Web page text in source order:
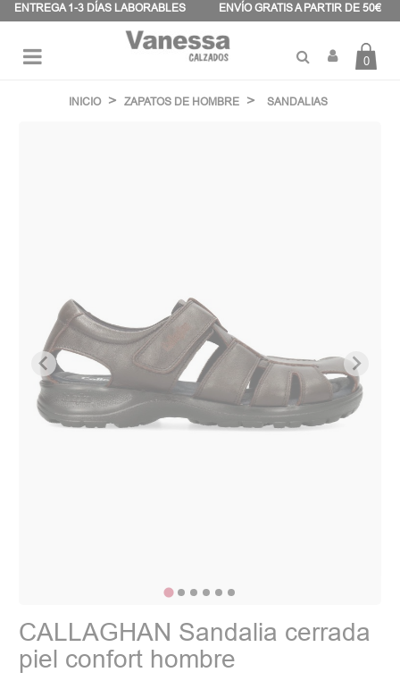
ENTREGA 1-3 DÍAS LABORABLES ENVÍO GRATIS A PARTIR DE 50€
palanca
0
INICIO ZAPATOS DE HOMBRE SANDALIAS
CALLAGHAN Sandalia cerrada
piel confort hombre
Panel de gestión de cookies